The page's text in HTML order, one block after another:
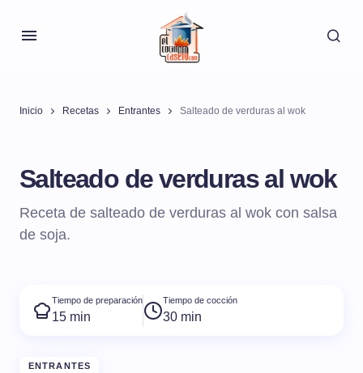
Inicio Recetas Entrantes Salteado de verduras al wok
Salteado de verduras al wok
Receta de salteado de verduras al wok con salsa
de soja.
Tiempo de preparación
15 min
Tiempo de cocción
30 min
ENTRANTES